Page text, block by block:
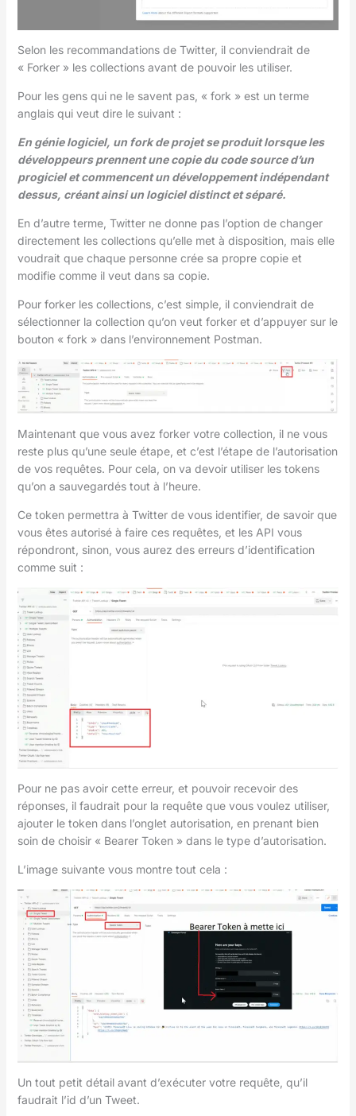
Selon les recommandations de Twitter, il conviendrait de
« Forker » les collections avant de pouvoir les utiliser.
Pour les gens qui ne le savent pas, « fork » est un terme
anglais qui veut dire le suivant :
En génie logiciel, un fork de projet se produit lorsque les
développeurs prennent une copie du code source d’un
progiciel et commencent un développement indépendant
dessus, créant ainsi un logiciel distinct et séparé.
En d’autre terme, Twitter ne donne pas l’option de changer
directement les collections qu’elle met à disposition, mais elle
voudrait que chaque personne crée sa propre copie et
modifie comme il veut dans sa copie.
Pour forker les collections, c’est simple, il conviendrait de
sélectionner la collection qu’on veut forker et d’appuyer sur le
bouton « fork » dans l’environnement Postman.
Maintenant que vous avez forker votre collection, il ne vous
reste plus qu’une seule étape, et c’est l’étape de l’autorisation
de vos requêtes. Pour cela, on va devoir utiliser les tokens
qu’on a sauvegardés tout à l’heure.
Ce token permettra à Twitter de vous identifier, de savoir que
vous êtes autorisé à faire ces requêtes, et les API vous
répondront, sinon, vous aurez des erreurs d’identification
comme suit :
Pour ne pas avoir cette erreur, et pouvoir recevoir des
réponses, il faudrait pour la requête que vous voulez utiliser,
ajouter le token dans l’onglet autorisation, en prenant bien
soin de choisir « Bearer Token » dans le type d’autorisation.
L’image suivante vous montre tout cela :
Un tout petit détail avant d’exécuter votre requête, qu’il
faudrait l’id d’un Tweet.